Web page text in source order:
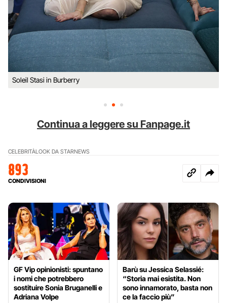
Soleil Stasi in Burberry
Continua a leggere su Fanpage.it
CELEBRITÀLOOK DA STARNEWS
893
CONDIVISIONI
GF Vip opinionisti: spuntano
i nomi che potrebbero
sostituire Sonia Bruganelli e
Adriana Volpe
Barù su Jessica Selassié:
“Storia mai esistita. Non
sono innamorato, basta non
ce la faccio più”